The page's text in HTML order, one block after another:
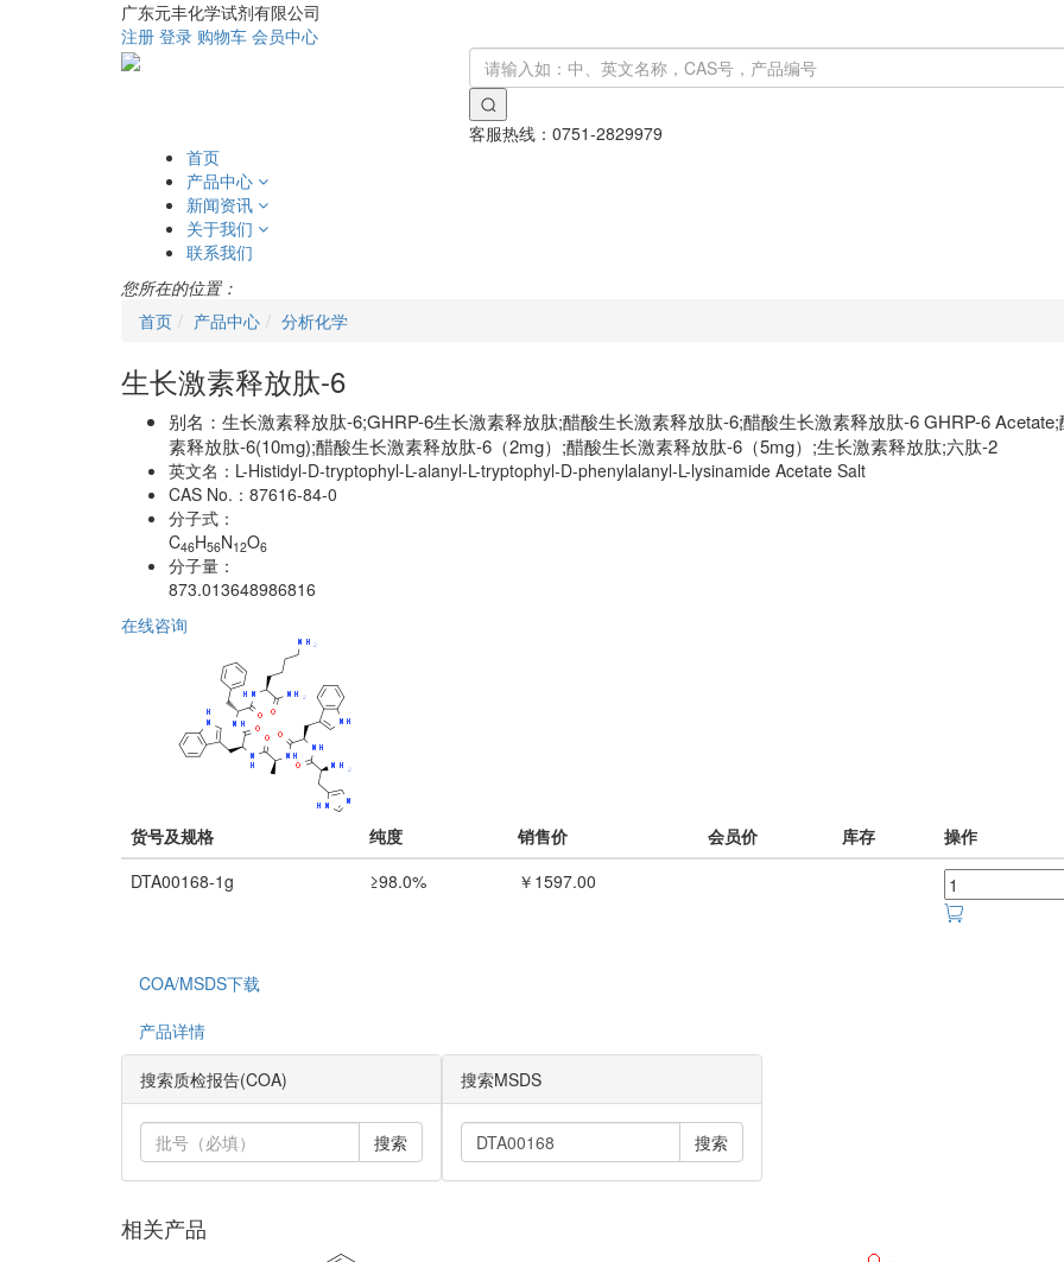
广东元丰化学试剂有限公司
注册 登录 购物车 会员中心
客服热线： 0751-2829979
首页
产品中心
新闻资讯
关于我们
联系我们
您所在的位置：
首页
产品中心 分析化学
生长激素释放肽-6
别名： 生长激素释放肽-6;GHRP-6生长激素释放肽;醋酸生长激素释放肽-6;醋酸生长激素释放肽-6 GHRP-6
素释放肽-6(10mg);醋酸生长激素释放肽-6（2mg）;醋酸生长激素释放肽-6（5mg）;生长激素释放肽;六肽-2
英文名： L-Histidyl-D-tryptophyl-L-alanyl-L-tryptophyl-D-phenylalanyl-L-lysinamide Acetate Salt
CAS No.： 87616-84-0
分子式：
C46H56N12O6
分子量：
873.013648986816
在线咨询
货号及规格 纯度 销售价 会员价 库存
操作
DTA00168-1g
≥98.0% ￥1597.00
COA/MSDS下载
产品详情
搜索质检报告(COA)
搜索
搜索MSDS
搜索
相关产品